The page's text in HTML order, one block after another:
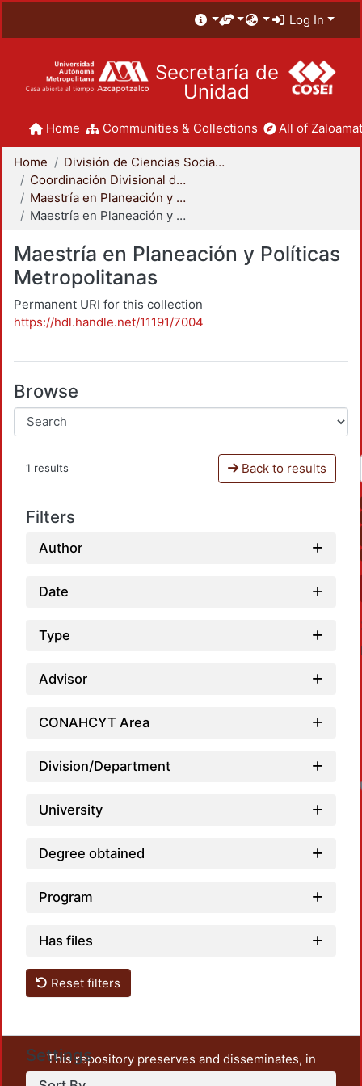
Log In
Secretaría de
Unidad
Home Communities & Collections All of
Home
División de Ciencias Sociales y Humanidades
Coordinación Divisional de Posgrado
Maestría en Planeación y Políticas Metropolitanas
Maestría en Planeación y Políticas Metropolitanas
Maestría en Planeación y Políticas
Metropolitanas
Permanent URI for this collection
https://hdl.handle.net/11191/7004
Browse
1 results Back to results
Filters
Author
Date
Type
Advisor
CONAHCYT Area
Division/Department
University
Degree obtained
Program
Has files
Reset filters
Settings
This repository preserves and disseminates, in
unrestricted open access, the teaching and research